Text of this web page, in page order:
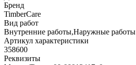
Бренд
TimberCare
Вид работ
Внутренние работы,Наружные работы
Артикул характеристики
358600
Реквизиты